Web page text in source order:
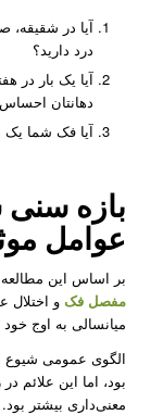
آیا در شقیقه،
درد دارید؟
آیا یک بار در
دهانتان احساس
آیا فک شما یک
بازه
عوامل
بر اساس این
مفصل فکو اختلال
میانسالی به اوج
الگوی عمومی شیوع
بود، اما این علائم
معنی‌داری بیشتر بود.